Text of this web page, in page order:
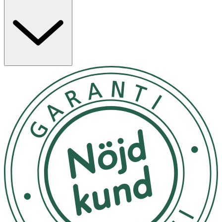
som en 3 månaders kur.
Användning
ensam.
- Börja med att använda krämen varannan natt, för
invänjning.
- Fortsätt sedan med varannan till var tredje natt.
- Vid eventuella tecken på irritation minska
användningsfrekvensen tills huden vant sig.
- Använd som en 3 månaders kur.
- Kan orsaka allergisk reaktion på känslig hud.
- Får ej användas på irriterad eller skadad hud, eller på
ögon eller slemhinnor.